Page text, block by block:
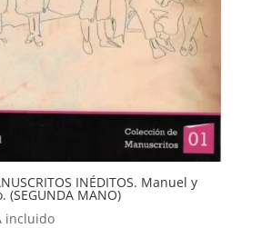
INÉDITOS. Manuel y
MANO)
incluido